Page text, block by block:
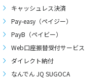
キャッシュレス決済
Pay-easy（ペイジー）
PayB（ペイビー）
Web口座振替受付サービス
ダイレクト納付
なんでん JQ SUGOCA